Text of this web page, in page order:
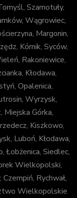
Szamotuły,
Wągrowiec,
Margonin,
Kórnik, Syców,
Rakoniewice,
Kłodawa,
Opalenica,
Wyrzysk,
Miejska Górka,
Kiszkowo,
Luboń, Kłodawa,
Łobżenica, Siedlec,
Wielkopolski,
Rychwał,
Wielkopolskie